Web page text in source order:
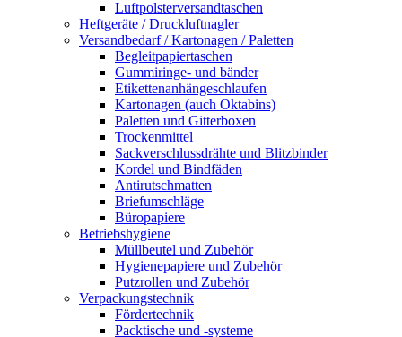
Luftpolsterversandtaschen
Heftgeräte / Druckluftnagler
Versandbedarf / Kartonagen / Paletten
Begleitpapiertaschen
Gummiringe- und bänder
Etikettenanhängeschlaufen
Kartonagen (auch Oktabins)
Paletten und Gitterboxen
Trockenmittel
Sackverschlussdrähte und Blitzbinder
Kordel und Bindfäden
Antirutschmatten
Briefumschläge
Büropapiere
Betriebshygiene
Müllbeutel und Zubehör
Hygienepapiere und Zubehör
Putzrollen und Zubehör
Verpackungstechnik
Fördertechnik
Packtische und -systeme